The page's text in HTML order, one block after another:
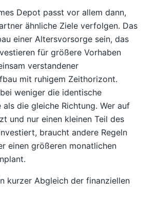
Depot passt vor allem dann,
ähnliche Ziele verfolgen. Das
einer Altersvorsorge sein, das
für größere Vorhaben
verstandener
mit ruhigem Zeithorizont.
weniger die identische
als die gleiche Richtung. Wer auf
und nur einen kleinen Teil des
braucht andere Regeln
einen größeren monatlichen
kurzer Abgleich der finanziellen